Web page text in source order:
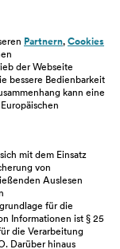
Partnern, Cookies
der Webseite
bessere Bedienbarkeit
kann eine
mit dem Einsatz
von
Auslesen
für die
Informationen ist § 25
die Verarbeitung
Darüber hinaus